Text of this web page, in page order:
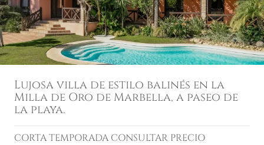
Lujosa villa de estilo balinés en la
Milla de Oro de Marbella, a paseo de
la playa.
CORTA TEMPORADA CONSULTAR PRECIO